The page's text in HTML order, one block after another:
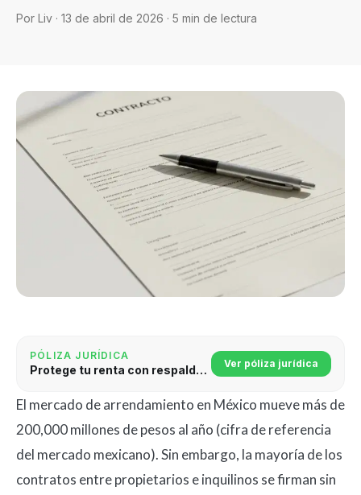
Por Liv · 13 de abril de 2026 · 5 min de lectura
El mercado de arrendamiento en México mueve más de
200,000 millones de pesos al año (cifra de referencia
del mercado mexicano). Sin embargo, la mayoría de los
contratos entre propietarios e inquilinos se firman sin
PÓLIZA JURÍDICA
Protege tu renta con respaldo jurídico Ver póliza jurídica